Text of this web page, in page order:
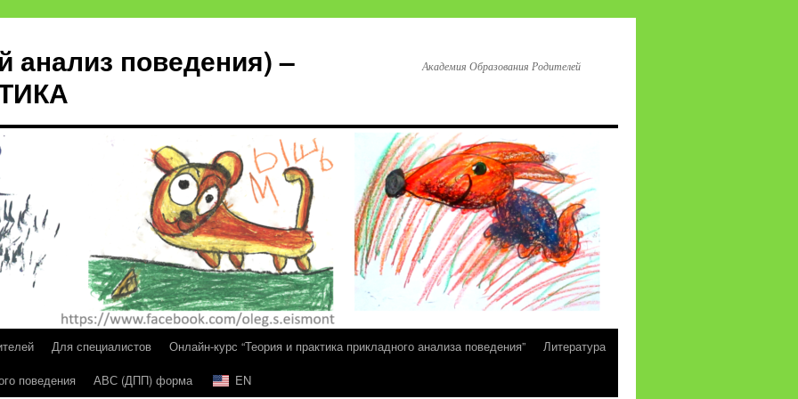
анализ поведения) –
Академия Образования Родителей
Для специалистов Онлайн-курс “Теория и практика прикладного анализа поведения”
Литература
поведения АВС (ДПП) форма EN